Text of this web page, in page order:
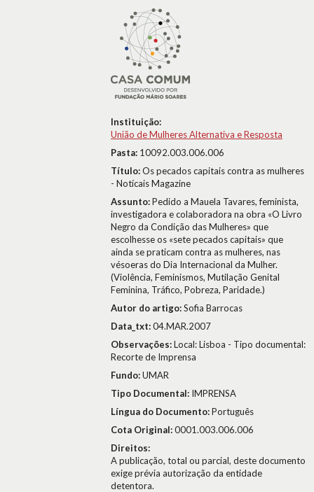
Instituição:
União de Mulheres Alternativa e Resposta
Pasta: 10092.003.006.006
Título:Os pecados capitais contra as mulheres
- Notícais Magazine
Assunto:Pedido a Mauela Tavares, feminista,
investigadora e colaboradora na obra «O Livro
Negro da Condição das Mulheres» que
escolhesse os «sete pecados capitais» que
ainda se praticam contra as mulheres, nas
vésoeras do Dia Internacional da Mulher.
(Violência, Feminismos, Mutilação Genital
Feminina, Tráfico, Pobreza, Paridade.)
Autor do artigo:Sofia Barrocas
Data_txt:04.MAR.2007
Observações:Local: Lisboa - Tipo documental:
Recorte de Imprensa
Fundo:UMAR
Tipo Documental: IMPRENSA
Língua do Documento:Português
Cota Original:0001.003.006.006
Direitos:
A publicação, total ou parcial, deste documento
exige prévia autorização da entidade
detentora.